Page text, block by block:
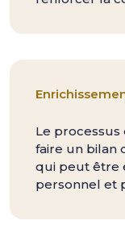
Le
faire un bilan
qui peut être
personnel et